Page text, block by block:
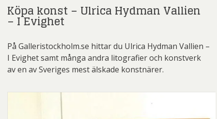
Köpa konst – Ulrica Hydman Vallien
– I Evighet
På Galleristockholm.se hittar du Ulrica Hydman Vallien –
I Evighet samt många andra litografier och konstverk
av en av Sveriges mest älskade konstnärer.